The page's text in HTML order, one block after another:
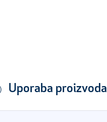
Uporaba proizvoda